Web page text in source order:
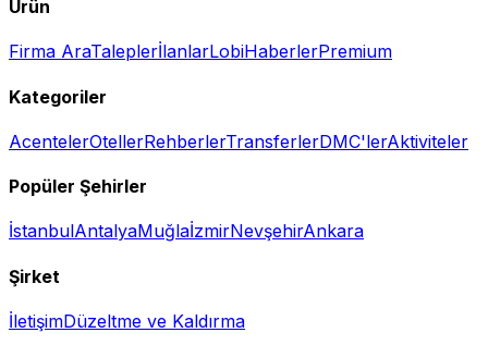
Ürün
Firma AraTaleplerİlanlarLobiHaberlerPremium
Kategoriler
AcentelerOtellerRehberlerTransferlerDMC'lerAktiviteler
Popüler Şehirler
İstanbulAntalyaMuğlaİzmirNevşehirAnkara
Şirket
İletişimDüzeltme ve Kaldırma